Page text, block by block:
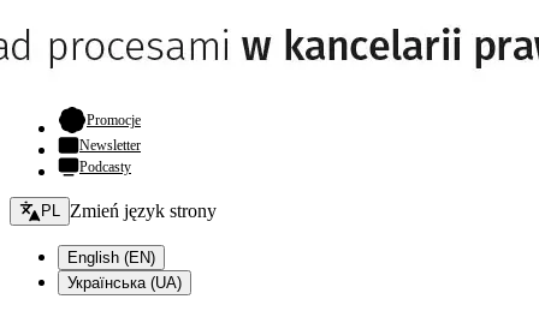
Promocje- otwiera się w nowej karcie
Newsletter
Podcasty
Zmień język - bieżący:
PL Zmień język strony
English (EN)
Українська (UA)